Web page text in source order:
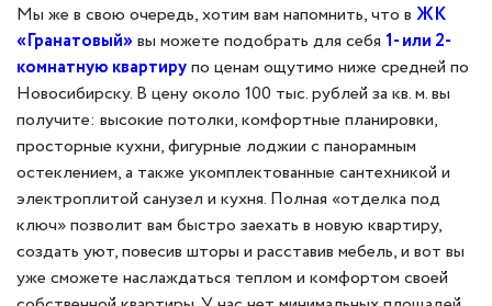
Мы же в свою очередь, хотим вам напомнить, что в ЖК
«Гранатовый»вы можете подобрать для себя 1- или 2-
комнатную квартирупо ценам ощутимо ниже средней по
Новосибирску. В цену около 100 тыс. рублей за кв. м. вы
получите: высокие потолки, комфортные планировки,
просторные кухни, фигурные лоджии с панорамным
остеклением, а также укомплектованные сантехникой и
электроплитой санузел и кухня. Полная «отделка под
ключ» позволит вам быстро заехать в новую квартиру,
создать уют, повесив шторы и расставив мебель, и вот вы
уже сможете наслаждаться теплом и комфортом своей